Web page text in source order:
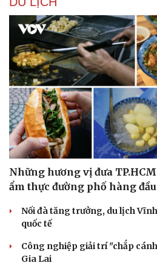
Những hương vị đưa
ẩm thực đường phố hàng
Nối đà tăng trưởng, du lịch
quốc tế
Công nghiệp giải trí "chắp
Gia Lai